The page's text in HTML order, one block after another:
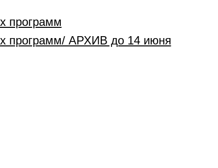
программ
программ/ АРХИВ до 14 июня